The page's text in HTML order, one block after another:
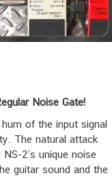
Noise Gate!
of the input signal
The natural attack
2’s unique noise
guitar sound and the